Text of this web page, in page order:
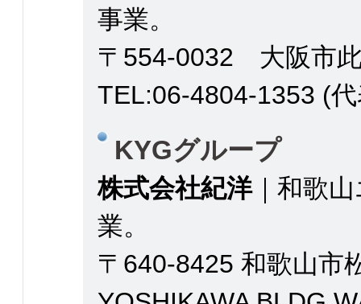
事業。
〒554-0032 大阪市
TEL:06-4804-1353 (
KYGグループ
株式会社紀洋｜和歌
業。
〒640-8425 和歌山市